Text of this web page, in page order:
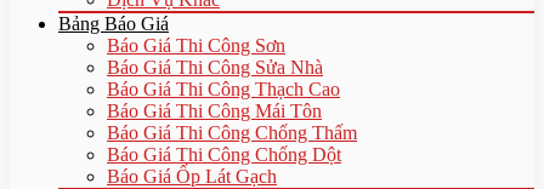
Bảng Báo Giá
Báo Giá Thi Công Sơn
Báo Giá Thi Công Sửa Nhà
Báo Giá Thi Công Thạch Cao
Báo Giá Thi Công Mái Tôn
Báo Giá Thi Công Chống Thấm
Báo Giá Thi Công Chống Dột
Báo Giá Ốp Lát Gạch